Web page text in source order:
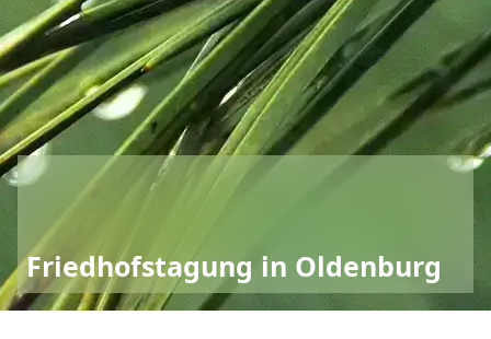
Friedhofstagung in Oldenburg